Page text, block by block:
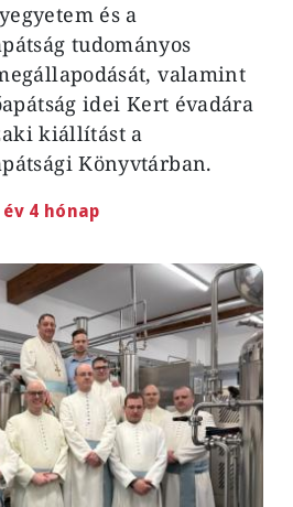
és a
tudományos
valamint
idei Kert évadára
kiállítást a
Könyvtárban.
év 4 hónap